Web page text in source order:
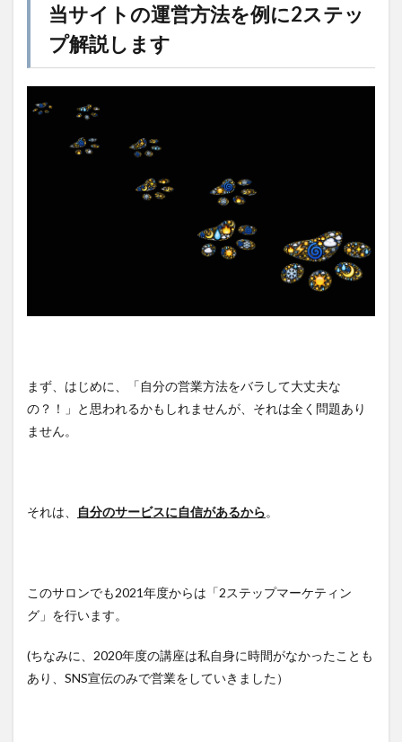
当サイトの運営方法を例に2ステッ
プ解説します
まず、はじめに、「自分の営業方法をバラして大丈夫な
の？！」と思われるかもしれませんが、それは全く問題あり
ません。
それは、 自分のサービスに自信があるから。
このサロンでも2021年度からは「2ステップマーケティン
グ」を行います。
(ちなみに、2020年度の講座は私自身に時間がなかったことも
あり、SNS宣伝のみで営業をしていきました）